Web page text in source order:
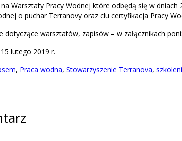
Warsztaty Pracy Wodnej które odbędą się w
o puchar Terranovy oraz clu certyfikacja Pracy
dotyczące warsztatów, zapisów – w załącznikach
lutego 2019 r.
, Praca wodna, Stowarzyszenie Terranova,